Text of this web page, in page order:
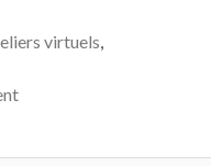
virtuels